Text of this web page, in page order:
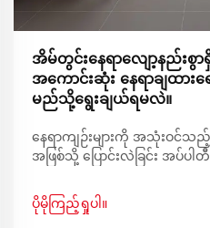
အိမ်တွင်းနေရာလျော့နည်း
အကောင်းဆုံး နေရာချထားရ
မည်သို့ရွေးချယ်ရမလဲ။
နေရာကျဉ်းများကို အသုံးဝင်သ
အဖြစ်သို့ ပြောင်းလဲခြင်း အပ်ပ
စွန့်လွှတ်ရန်မလိုအပ်ပါ။ မြို့ပြနေ
ခြင်းနှင့်အမျှ တီထွင်ဖြေရှင်းနိုင်
ပိုမိုကြည့်ရှုပါ။